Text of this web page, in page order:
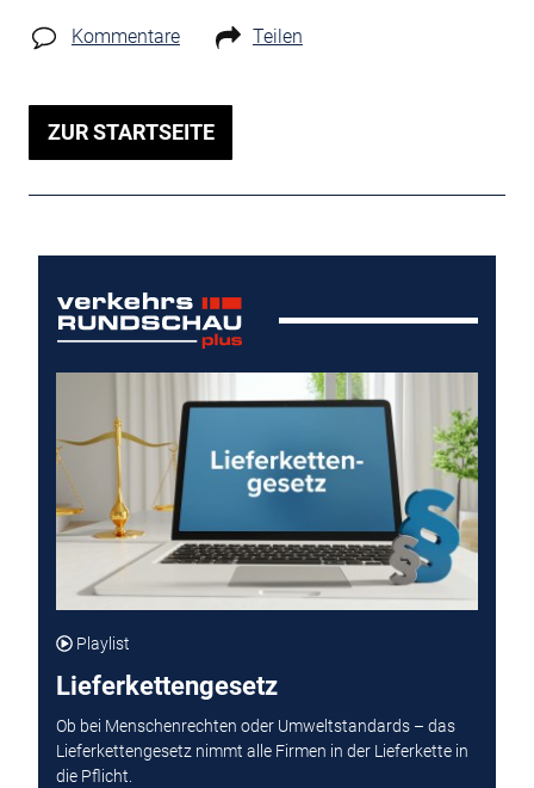
Kommentare Teilen
ZUR STARTSEITE
Playlist
Lieferkettengesetz
Ob bei Menschenrechten oder Umweltstandards – das
Lieferkettengesetz nimmt alle Firmen in der Lieferkette in
die Pflicht.